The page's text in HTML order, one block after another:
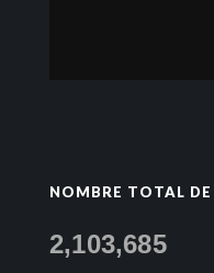
NOMBRE TOTAL DE
2,103,685